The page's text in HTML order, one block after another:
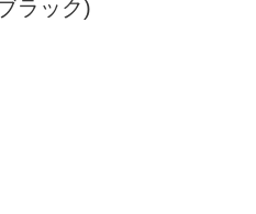
ラック)